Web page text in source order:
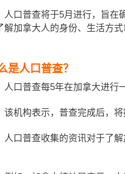
人口普查将于5月进行，旨在
解加拿大人的身份、生活方
是人口普查？
人口普查每5年在加拿大进行
该机构表示，普查完成后，将
人口普查收集的资讯对于了